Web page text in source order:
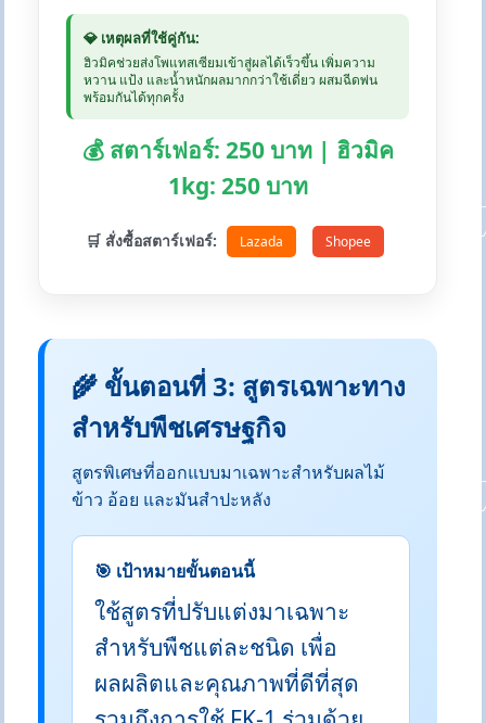
💎 เหตุผลที่ใช้คู่กัน:
ฮิวมิคช่วยส่งโพแทสเซียมเข้าสู่ผลได้เร็วขึ้น เพิ่มความ
หวาน แป้ง และน้ำหนักผลมากกว่าใช้เดี่ยว ผสมฉีดพ่น
พร้อมกันได้ทุกครั้ง
💰 สตาร์เฟอร์: 250 บาท | ฮิวมิค
1kg: 250 บาท
🛒 สั่งซื้อสตาร์เฟอร์: Lazada Shopee
🌾 ขั้นตอนที่ 3: สูตรเฉพาะทาง
สำหรับพืชเศรษฐกิจ
สูตรพิเศษที่ออกแบบมาเฉพาะสำหรับผลไม้
ข้าว อ้อย และมันสำปะหลัง
🎯 เป้าหมายขั้นตอนนี้
ใช้สูตรที่ปรับแต่งมาเฉพาะ
สำหรับพืชแต่ละชนิด เพื่อ
ผลผลิตและคุณภาพที่ดีที่สุด